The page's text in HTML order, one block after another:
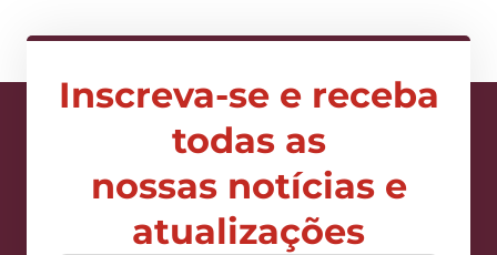
Inscreva-se e receba
todas as
nossas notícias e
atualizações